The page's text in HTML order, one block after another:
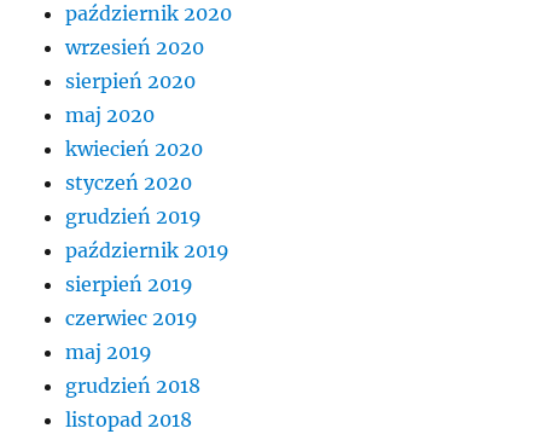
październik 2020
wrzesień 2020
sierpień 2020
maj 2020
kwiecień 2020
styczeń 2020
grudzień 2019
październik 2019
sierpień 2019
czerwiec 2019
maj 2019
grudzień 2018
listopad 2018